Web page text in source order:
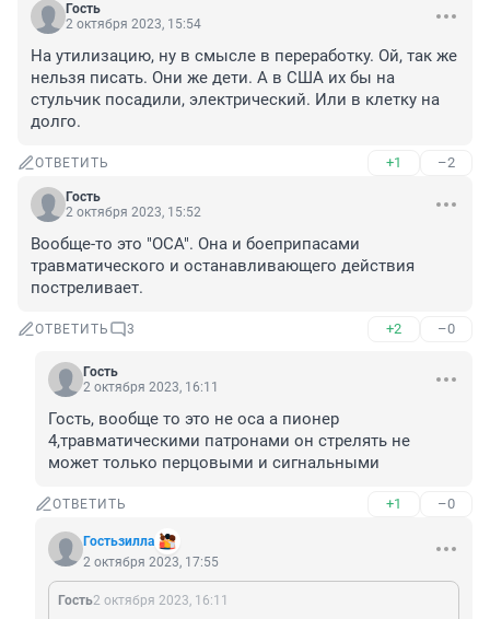
Гость
2 октября 2023, 15:54
На утилизацию, ну в смысле в переработку. Ой, так же
нельзя писать. Они же дети. А в США их бы на
стульчик посадили, электрический. Или в клетку на
долго.
ОТВЕТИТЬ +1 –2
Гость
2 октября 2023, 15:52
Вообще-то это "ОСА". Она и боеприпасами
травматического и останавливающего действия
постреливает.
ОТВЕТИТЬ 3 +2 –0
Гость
2 октября 2023, 16:11
Гость, вообще то это не оса а пионер
4,травматическими патронами он стрелять не
может только перцовыми и сигнальными
ОТВЕТИТЬ +1 –0
Гостьзилла
2 октября 2023, 17:55
Гость2 октября 2023, 16:11